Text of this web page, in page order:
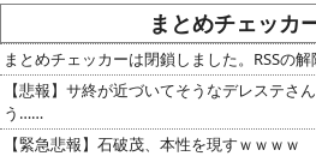
まとめチェッカ
まとめチェッカーは閉鎖しました。RSSの解
【悲報】サ終が近づいてそうなデレステさ
う……
【緊急悲報】石破茂、本性を現すｗｗｗｗ